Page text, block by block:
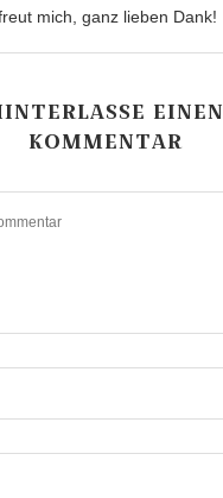
mich, ganz lieben Dank!
EINEN
KOMMENTAR